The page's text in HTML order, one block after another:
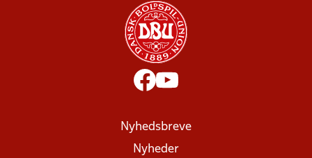
Nyhedsbreve
Nyheder